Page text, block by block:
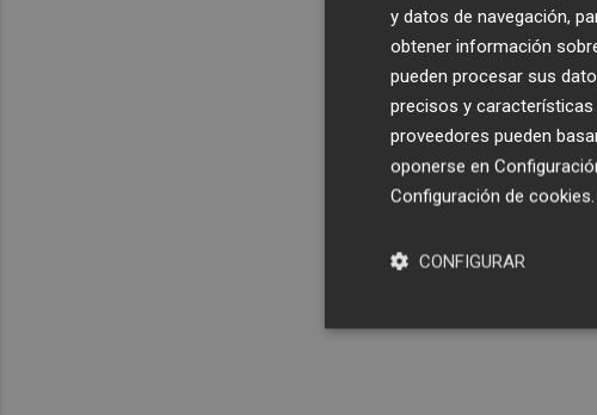
y datos de navegación,
obtener información
pueden procesar sus
precisos y
proveedores pueden
oponerse en
Configuración de cookies.
CONFIGURAR